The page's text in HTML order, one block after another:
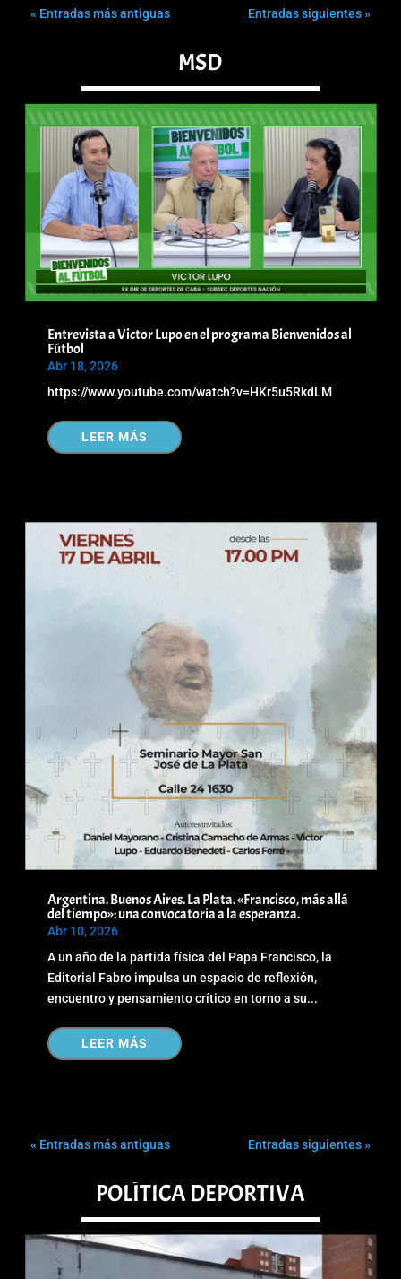
« Entradas más antiguas Entradas siguientes »
MSD
Entrevista a Victor Lupo en el programa Bienvenidos al
Fútbol
Abr 18, 2026
https://www.youtube.com/watch?v=HKr5u5RkdLM
LEER MÁS
Argentina. Buenos Aires. La Plata. «Francisco, más allá
del tiempo»: una convocatoria a la esperanza.
Abr 10, 2026
A un año de la partida física del Papa Francisco, la
Editorial Fabro impulsa un espacio de reflexión,
encuentro y pensamiento crítico en torno a su...
LEER MÁS
« Entradas más antiguas Entradas siguientes »
POLÍTICA DEPORTIVA